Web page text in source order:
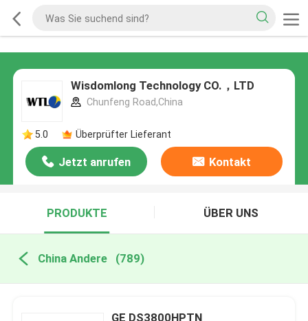
Wisdomlong Technology CO.，LTD
Chunfeng Road,China
5.0 Überprüfter Lieferant
Jetzt anrufen Kontakt
PRODUKTE ÜBER UNS
China Andere (789)
GE DS3800HPTN